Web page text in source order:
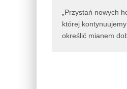
„Przystań nowych
której
określić mianem